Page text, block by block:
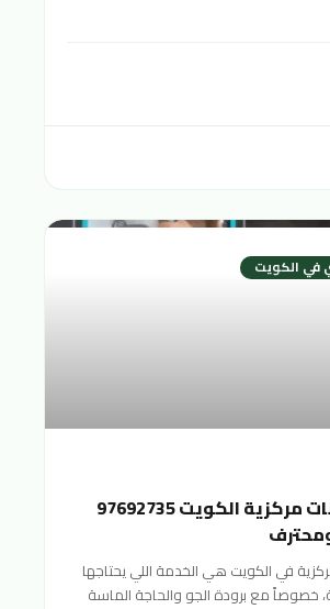
في الكويت
تصليح سخانات مركزية الكويت 97692735
في الكويت هي الخدمة اللي يحتاجها
خصوصاً مع برودة الجو والحاجة الماسة